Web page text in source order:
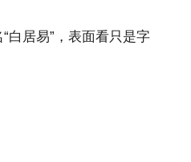
白居易”，表面看只是字